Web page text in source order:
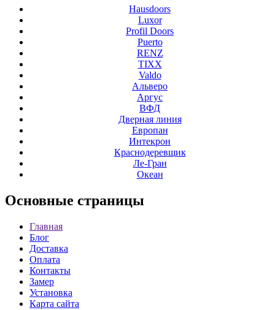
Hausdoors
Luxor
Profil Doors
Puerto
RENZ
TIXX
Valdo
Альверо
Аргус
ВФД
Дверная линия
Европан
Интекрон
Краснодеревщик
Ле-Гран
Океан
Основные страницы
Главная
Блог
Доставка
Оплата
Контакты
Замер
Установка
Карта сайта